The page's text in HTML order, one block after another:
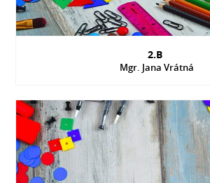
2.B
Mgr. Jana Vrátná